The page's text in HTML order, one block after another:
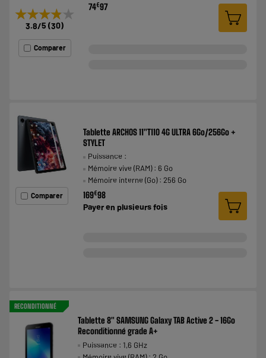
★★★★★
★★★★★
3.8/5 (30)
Comparer
74€97
Comparer
Tablette ARCHOS 11"T110 4G ULTRA 6Go/256Go +
STYLET
Puissance :
Mémoire vive (RAM) : 6 Go
Mémoire interne (Go) : 256 Go
169€98
Payer enplusieurs fois
RECONDITIONNÉ
Tablette 8" SAMSUNG Galaxy TAB Active 2 - 16Go
Reconditionné grade A+
Puissance : 1,6 GHz